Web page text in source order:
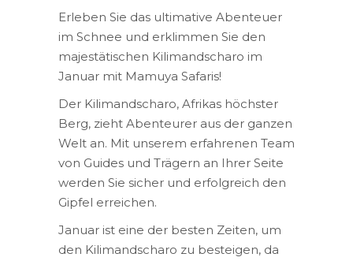
Erleben Sie das ultimative Abenteuer
im Schnee und erklimmen Sie den
majestätischen Kilimandscharo im
Januar mit Mamuya Safaris!
Der Kilimandscharo, Afrikas höchster
Berg, zieht Abenteurer aus der ganzen
Welt an. Mit unserem erfahrenen Team
von Guides und Trägern an Ihrer Seite
werden Sie sicher und erfolgreich den
Gipfel erreichen.
Januar ist eine der besten Zeiten, um
den Kilimandscharo zu besteigen, da